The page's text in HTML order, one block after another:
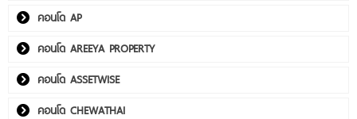
คอนโด AP
คอนโด AREEYA PROPERTY
คอนโด ASSETWISE
คอนโด CHEWATHAI